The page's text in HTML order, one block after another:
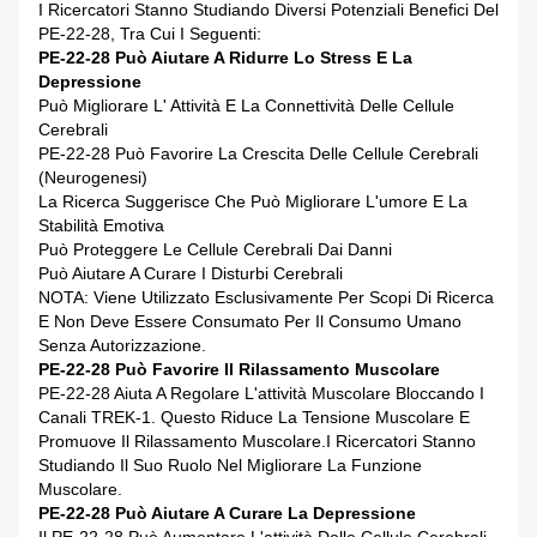
I Ricercatori Stanno Studiando Diversi Potenziali Benefici Del
PE-22-28, Tra Cui I Seguenti:
PE-22-28 Può Aiutare A Ridurre Lo Stress E La
Depressione
Può Migliorare L' Attività E La Connettività Delle Cellule
Cerebrali
PE-22-28 Può Favorire La Crescita Delle Cellule Cerebrali
(neurogenesi)
La Ricerca Suggerisce Che Può Migliorare L'umore E La
Stabilità Emotiva
Può Proteggere Le Cellule Cerebrali Dai Danni
Può Aiutare A Curare I Disturbi Cerebrali
NOTA: Viene Utilizzato Esclusivamente Per Scopi Di Ricerca
E Non Deve Essere Consumato Per Il Consumo Umano
Senza Autorizzazione.
PE-22-28 Può Favorire Il Rilassamento Muscolare
PE-22-28 Aiuta A Regolare L'attività Muscolare Bloccando I
Canali TREK-1. Questo Riduce La Tensione Muscolare E
Promuove Il Rilassamento Muscolare.I Ricercatori Stanno
Studiando Il Suo Ruolo Nel Migliorare La Funzione
Muscolare.
PE-22-28 Può Aiutare A Curare La Depressione